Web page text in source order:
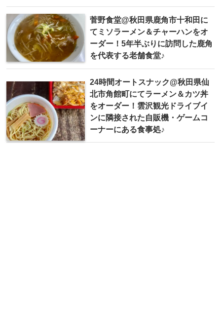
菅野食堂@秋田県鹿角市十和田に
てミソラーメン＆チャーハンをオ
ーダー！5年半ぶりに訪問した鹿角
を代表する老舗食堂♪
24時間オートスナック@秋田県仙
北市角館町にてラーメン＆カツ丼
をオーダー！雲沢観光ドライブイ
ンに隣接された自販機・ゲームコ
ーナーにある食事処♪